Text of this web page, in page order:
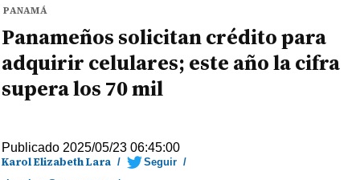
PANAMÁ
Panameños solicitan crédito para
adquirir celulares; este año la cifra
supera los 70 mil
Publicado 2025/05/23 06:45:00
Karol Elizabeth Lara / Seguir /